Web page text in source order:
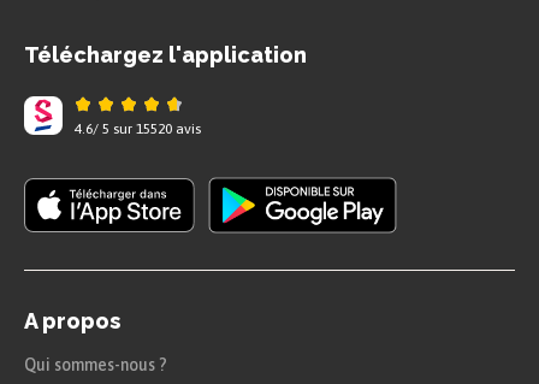
Téléchargez l'application
4.6/ 5 sur 15520 avis
A propos
Qui sommes-nous ?